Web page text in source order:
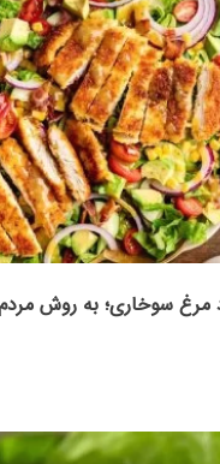
مرغ سوخاری؛ به روش مردم